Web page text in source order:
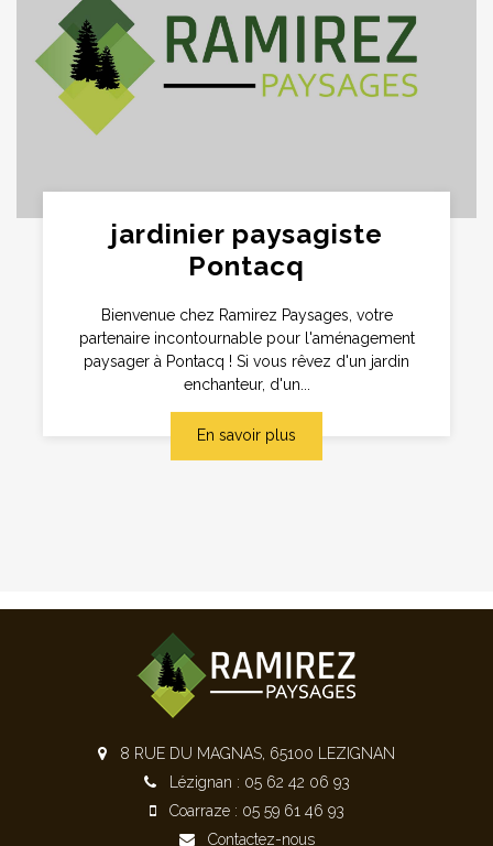
jardinier paysagiste
Pontacq
Bienvenue chez Ramirez Paysages, votre
partenaire incontournable pour l'aménagement
paysager à Pontacq ! Si vous rêvez d'un jardin
enchanteur, d'un...
En savoir plus
8 RUE DU MAGNAS, 65100 LEZIGNAN
Lézignan : 05 62 42 06 93
Coarraze : 05 59 61 46 93
Contactez-nous